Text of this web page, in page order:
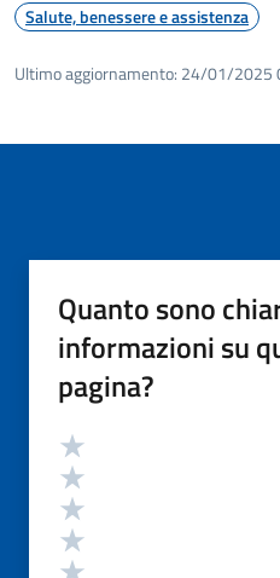
Salute, benessere e assistenza
Ultimo aggiornamento: 24/01/2025
Quanto sono
informazioni su
pagina?
Valutazione